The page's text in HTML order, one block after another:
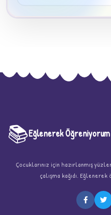
★
📚Eğlenerek Öğreniyorum
Çocuklarınız için hazırlanmış
çalışma kağıdı.